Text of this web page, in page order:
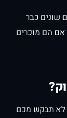
שונים כבר
אם הם מוכרים
לא תבקש מכם